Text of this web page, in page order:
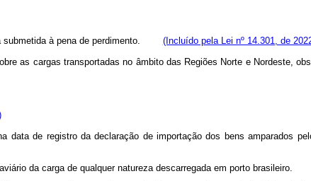
submetida à pena de perdimento. (Incluído pela Lei nº 14.301, de
as cargas transportadas no âmbito das Regiões Norte e Nordeste,
data de registro da declaração de importação dos bens amparados
da carga de qualquer natureza descarregada em porto brasileiro.